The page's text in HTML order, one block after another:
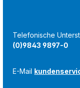
Telefonische
(0)9843 9897-0
E-Mail